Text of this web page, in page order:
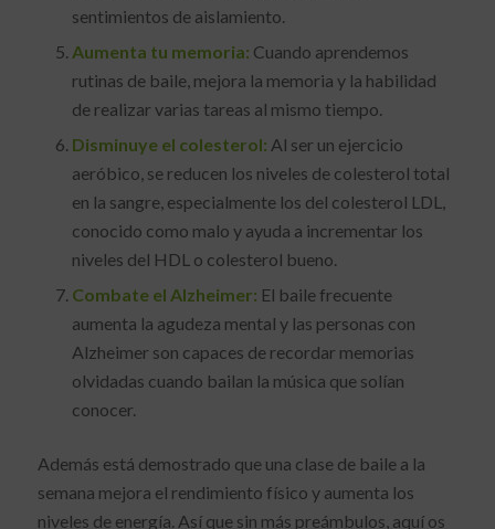
sentimientos de aislamiento.
Aumenta tu memoria: Cuando aprendemos
rutinas de baile, mejora la memoria y la habilidad
de realizar varias tareas al mismo tiempo.
Disminuye el colesterol: Al ser un ejercicio
aeróbico, se reducen los niveles de colesterol total
en la sangre, especialmente los del colesterol LDL,
conocido como malo y ayuda a incrementar los
niveles del HDL o colesterol bueno.
Combate el Alzheimer: El baile frecuente
aumenta la agudeza mental y las personas con
Alzheimer son capaces de recordar memorias
olvidadas cuando bailan la música que solían
conocer.
Además está demostrado que una clase de baile a la
semana mejora el rendimiento físico y aumenta los
niveles de energía. Así que sin más preámbulos, aquí os